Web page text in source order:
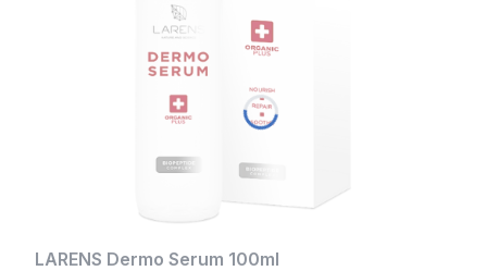
LARENS Dermo Serum 100ml